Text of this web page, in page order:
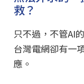
救？
只不過，不管AI
台灣電網卻有一
應。